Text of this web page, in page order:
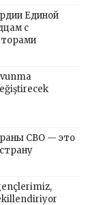
Единой
с
СВО — это